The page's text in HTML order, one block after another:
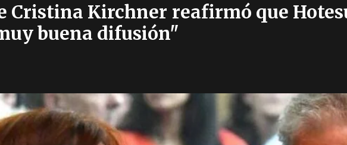
Cristina Kirchner reafirmó que
buena difusión"